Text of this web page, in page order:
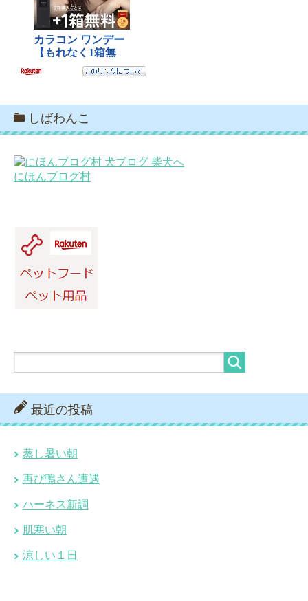
しばわんこ
にほんブログ村
最近の投稿
蒸し暑い朝
再び鴨さん遭遇
ハーネス新調
肌寒い朝
涼しい１日